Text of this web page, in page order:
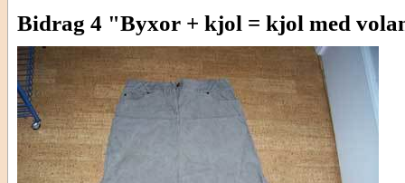
Bidrag 4 "Byxor + kjol = kjol med